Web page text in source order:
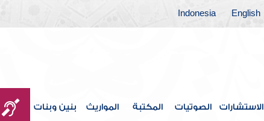
English
Indonesia
الاستشارات الصوتيات المكتبة المواريث بنين وبنات